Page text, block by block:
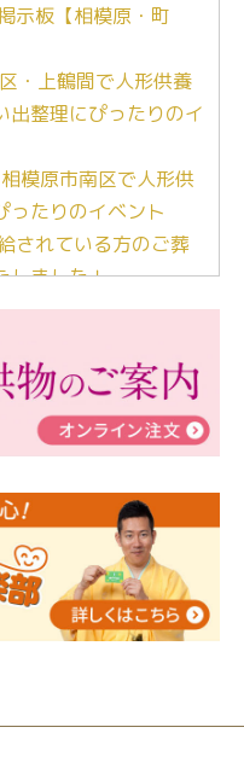
示板【相模原・町
・上鶴間で人形供養
出整理にぴったりのイ
模原市南区で人形供
ったりのイベント
されている方のご葬
しました！
室】「マンガで学
族葬ハウス®町田成
した！
震災害の寄付のご報
ご報告
＠小さな家族葬ハウ
を書いてみよう！
年記念式典 レンブラ